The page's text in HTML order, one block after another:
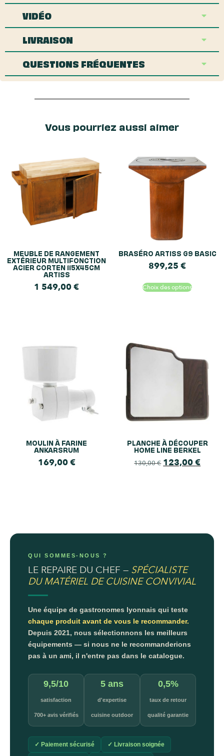
VIDÉO
LIVRAISON
QUESTIONS FRÉQUENTES
Vous pourriez aussi aimer
MEUBLE DE RANGEMENT
EXTÉRIEUR MULTIFONCTION
ACIER CORTEN 115X45CM
ARTISS
1 549,00€
BRASÉRO ARTISS G9 BASIC
899,25€
Choix des options
MOULIN À FARINE
ANKARSRUM
169,00€
PLANCHE À DÉCOUPER
HOME LINE BERKEL
130,00€ 123,00€
QUI SOMMES-NOUS ?
LE REPAIRE DU CHEF — SPÉCIALISTE
DU MATÉRIEL DE CUISINE CONVIVIAL
Une équipe de gastronomes lyonnais qui teste
chaque produit avant de vous le recommander.
Depuis 2021, nous sélectionnons les meilleurs
équipements — si nous ne le recommanderions
pas à un ami, il n'entre pas dans le catalogue.
9,5/10
satisfaction
700+ avis vérifiés
5 ans
d'expertise
cuisine outdoor
0,5%
taux de retour
qualité garantie
✓ Paiement sécurisé ✓ Livraison soignée